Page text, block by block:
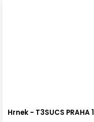
Hrnek - T3SUCS PRAHA 1